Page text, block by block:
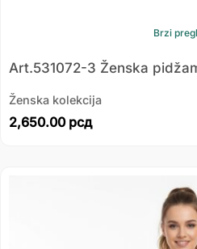
Brzi
Art.531072-3 Ženska
Ženska kolekcija
2,650.00 рсд